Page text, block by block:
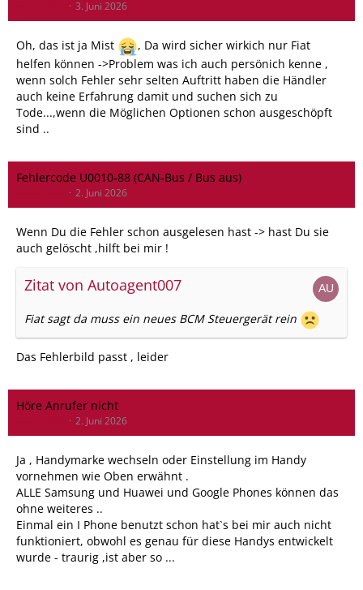
3. Juni 2026
Oh, das ist ja Mist
, Da wird sicher wirkich nur Fiat
helfen können ->Problem was ich auch persönich kenne ,
wenn solch Fehler sehr selten Auftritt haben die Händler
auch keine Erfahrung damit und suchen sich zu
Tode...,wenn die Möglichen Optionen schon ausgeschöpft
sind ..
Fehlercode U0010-88 (CAN-Bus / Bus aus)
2. Juni 2026
Wenn Du die Fehler schon ausgelesen hast -> hast Du sie
auch gelöscht ,hilft bei mir !
Zitat von Autoagent007
Fiat sagt da muss ein neues BCM Steuergerät rein
Das Fehlerbild passt , leider
Höre Anrufer nicht
2. Juni 2026
Ja , Handymarke wechseln oder Einstellung im Handy
vornehmen wie Oben erwähnt .
ALLE Samsung und Huawei und Google Phones können das
ohne weiteres ..
Einmal ein I Phone benutzt schon hat`s bei mir auch nicht
funktioniert, obwohl es genau für diese Handys entwickelt
wurde - traurig ,ist aber so ...